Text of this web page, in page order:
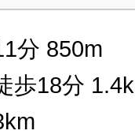
分 850m
歩18分